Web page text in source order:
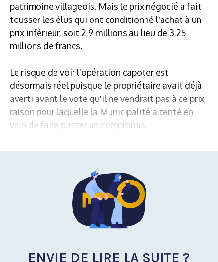
patrimoine villageois. Mais le prix négocié a fait
tousser les élus qui ont conditionné l'achat à un
prix inférieur, soit 2,9 millions au lieu de 3,25
millions de francs.
Le risque de voir l'opération capoter est
désormais réel puisque le propriétaire avait déjà
averti avant le vote qu'il ne vendrait pas à ce prix,
raison pour laquelle la Municipalité a tenté en
vain de faire passer un compromis.
ENVIE DE LIRE LA SUITE ?